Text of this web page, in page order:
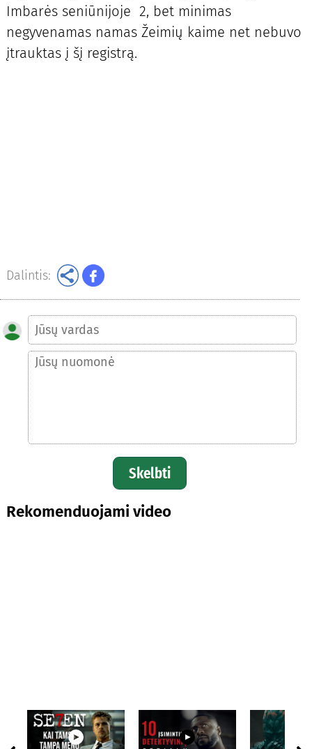
Imbarės seniūnijoje 2, bet minimas
negyvenamas namas Žeimių kaime net nebuvo
įtrauktas į šį registrą.
Dalintis:
Skelbti
Rekomenduojami video